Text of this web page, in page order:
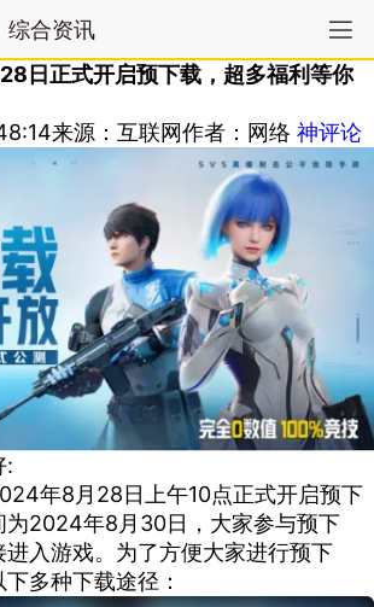
综合资讯
日正式开启预下载，超多福利等你
来源：互联网作者：网络 神评论
:
年8月28日上午10点正式开启预下
为2024年8月30日，大家参与预下
入游戏。为了方便大家进行预下
多种下载途径：